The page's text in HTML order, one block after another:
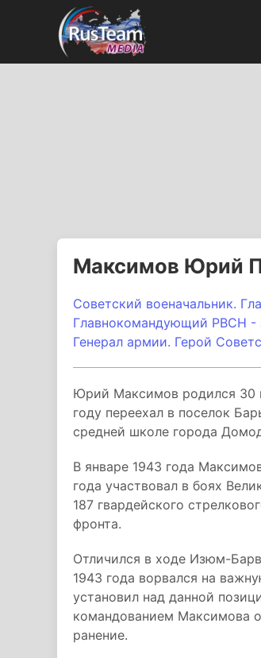
Максимов Юрий
Советский военачальник.
Главнокомандующий РВСН -
Генерал армии. Герой
Юрий Максимов родился 30
году переехал в поселок
средней школе города
В январе 1943 года
года участвовал в боях
187 гвардейского
фронта.
Отличился в ходе Изюм-
1943 года ворвался на
установил над данной
командованием Максимова
ранение.